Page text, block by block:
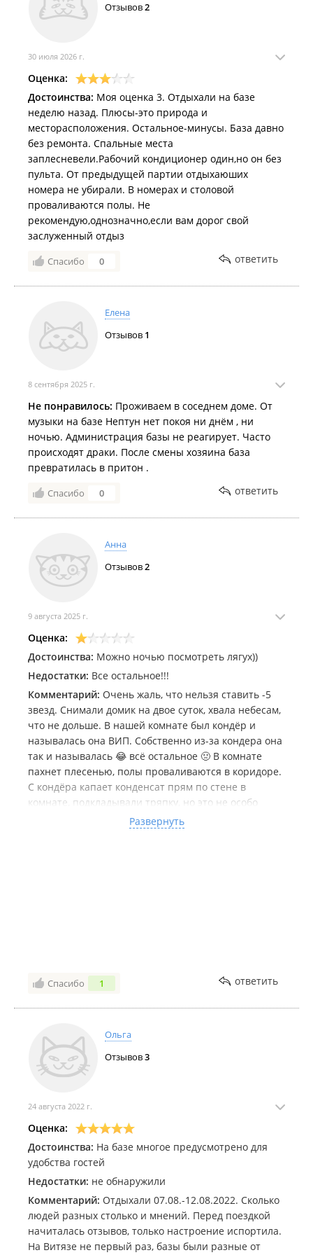
до 4 человек);
Морские прогулки и экскурсии на катере (вместимость
ИП Ан Н. В.
Отзывов2
30 июля 2026 г.
Оценка:
Достоинства: Моя оценка 3. Отдыхали на базе
неделю назад. Плюсы-это природа и
месторасположения. Остальное-минусы. База давно
без ремонта. Спальные места
заплесневели.Рабочий кондиционер один,но он без
пульта. От предыдущей партии отдыхаюших
номера не убирали. В номерах и столовой
проваливаются полы. Не
рекомендую,однозначно,если вам дорог свой
заслуженный отдыз
Спасибо 0 ответить
Елена
Отзывов 1
8 сентября 2025 г.
Не понравилось: Проживаем в соседнем доме. От
музыки на базе Нептун нет покоя ни днём , ни
ночью. Администрация базы не реагирует. Часто
происходят драки. После смены хозяина база
превратилась в притон .
Спасибо 0 ответить
Анна
Отзывов2
9 августа 2025 г.
Оценка:
Достоинства: Можно ночью посмотреть лягух))
Недостатки: Все остальное!!!
Комментарий: Очень жаль, что нельзя ставить -5
звезд. Снимали домик на двое суток, хвала небесам,
что не дольше. В нашей комнате был кондёр и
называлась она ВИП. Собственно из-за кондера она
так и называлась 😂 всё остальное 🤢 В комнате
пахнет плесенью, полы проваливаются в коридоре.
С кондёра капает конденсат прям по стене в
комнате, подкладывали тряпку, но это не особо
спасало. Душевая кабина и сама ванная комната
грязные до безобразия 🤮 постельное белье
это отель 10 🌟
это и ставлю звезду
Жаль видео нельзя загрузить, на нём видны все
прелести снимаемого жилья 🙄
Развернуть
Спасибо 1 ответить
Ольга
Отзывов3
24 августа 2022 г.
Оценка:
Достоинства: На базе многое предусмотрено для
удобства гостей
Недостатки: не обнаружили
Комментарий: Отдыхали 07.08.-12.08.2022. Сколько
людей разных столько и мнений. Перед поездкой
начиталась отзывов, только настроение испортила.
На Витязе не первый раз, базы были разные от